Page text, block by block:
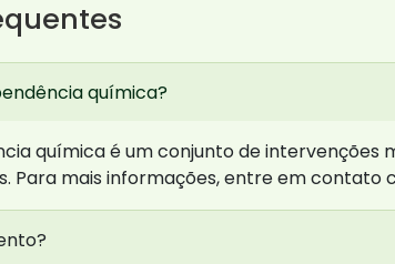
química?
química é um conjunto de intervenções
Para mais informações, entre em contato